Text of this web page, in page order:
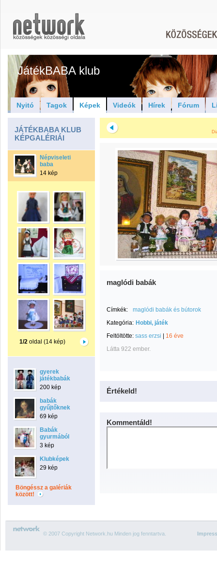
JátékBABA klub
Nyitó Tagok Képek Videók Hírek Fórum
JÁTÉKBABA KLUB
KÉPGALÉRIÁI
Népviseleti
baba
14 kép
1/2oldal (14 kép)
gyerek
játékbabák
200 kép
babák
gyűjtőknek
69 kép
Babák
gyurmából
3 kép
Klubképek
29 kép
Böngéssz a galériák
között!
maglódi babák
Címkék:
maglódi babák és bútorok
Kategória: Hobbi, játék
Feltöltötte: sass erzsi
16 éve
Látta 922 ember.
Értékeld!
Kommentáld!
© 2007 Copyright Network.hu Minden jog fenntartva.